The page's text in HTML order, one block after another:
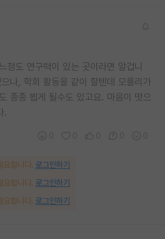
정도 연구력이 있는 곳이라면 알겁니
나, 학회 활동을 같이 할텐데 모를리가
종종 뵙게 될수도 있고요. 마음이 떳으
요합니다. 로그인하기
요합니다. 로그인하기
요합니다. 로그인하기